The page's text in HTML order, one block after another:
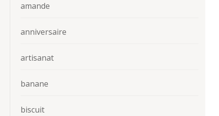
amande
anniversaire
artisanat
banane
biscuit